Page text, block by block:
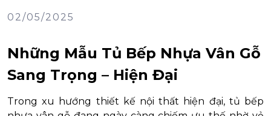
02/05/2025
Những Mẫu Tủ Bếp Nhựa Vân Gỗ
Sang Trọng – Hiện Đại
Trong xu hướng thiết kế nội thất hiện đại, tủ bếp